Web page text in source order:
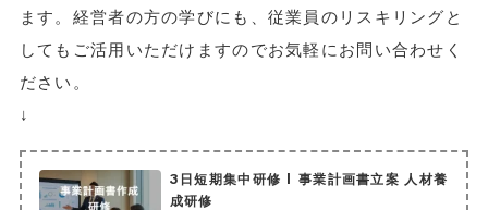
ます。経営者の方の学びにも、従業員のリスキリングと
してもご活用いただけますのでお気軽にお問い合わせく
ださい。
↓
3日短期集中研修 | 事業計画書立案 人材養
成研修